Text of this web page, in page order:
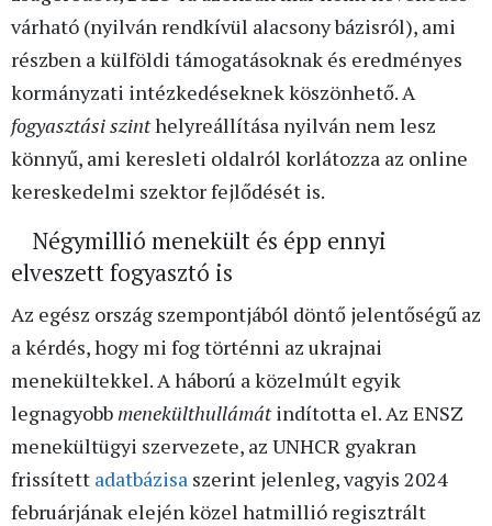
várható (nyilván rendkívül alacsony bázisról), ami
részben a külföldi támogatásoknak és eredményes
kormányzati intézkedéseknek köszönhető. A
fogyasztási szinthelyreállítása nyilván nem lesz
könnyű, ami keresleti oldalról korlátozza az online
kereskedelmi szektor fejlődését is.
Négymillió menekült és épp ennyi
elveszett fogyasztó is
Az egész ország szempontjából döntő jelentőségű az
a kérdés, hogy mi fog történni az ukrajnai
menekültekkel. A háború a közelmúlt egyik
legnagyobb menekülthullámátindította el. Az ENSZ
menekültügyi szervezete, az UNHCR gyakran
frissített adatbázisa szerint jelenleg, vagyis 2024
februárjának elején közel hatmillió regisztrált